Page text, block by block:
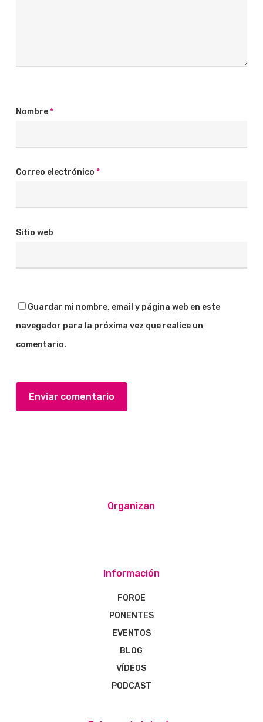
Nombre*
Correo electrónico *
Sitio web
Guardar mi nombre, email y página web en este
navegador para la próxima vez que realice un
comentario.
Organizan
Información
FOROE
PONENTES
EVENTOS
BLOG
VÍDEOS
PODCAST